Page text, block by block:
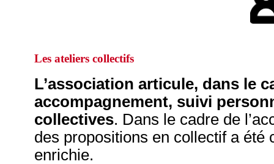
Les ateliers collectifs
L’association articule, dans le
accompagnement, suivi
collectives. Dans le cadre de
des propositions en collectif a été
enrichie.